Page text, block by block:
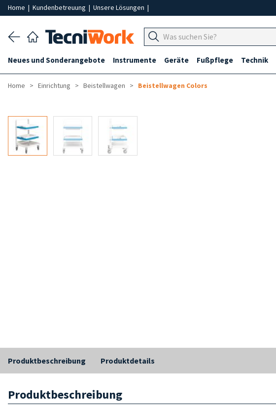
Home | Kundenbetreuung | Unsere Lösungen |
Neues und Sonderangebote Instrumente Geräte Fußpflege Technik
Home Einrichtung Beistellwagen Beistellwagen Colors
Produktbeschreibung Produktdetails
Produktbeschreibung